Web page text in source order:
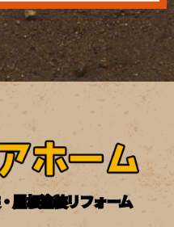
屋根塗装リフォーム